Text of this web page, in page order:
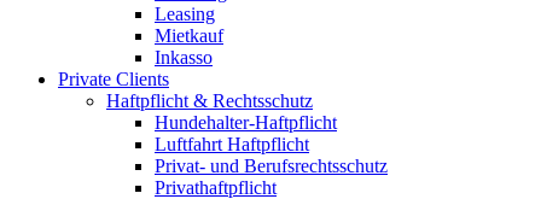
Leasing
Mietkauf
Inkasso
Private Clients
Haftpflicht & Rechtsschutz
Hundehalter-Haftpflicht
Luftfahrt Haftpflicht
Privat- und Berufsrechtsschutz
Privathaftpflicht